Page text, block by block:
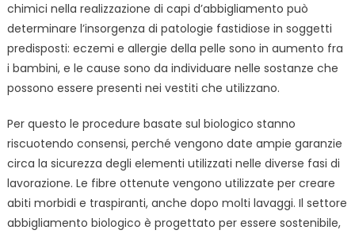
chimici nella realizzazione di capi d’abbigliamento può
determinare l’insorgenza di patologie fastidiose in soggetti
predisposti: eczemi e allergie della pelle sono in aumento fra
i bambini, e le cause sono da individuare nelle sostanze che
possono essere presenti nei vestiti che utilizzano.
Per questo le procedure basate sul biologico stanno
riscuotendo consensi, perché vengono date ampie garanzie
circa la sicurezza degli elementi utilizzati nelle diverse fasi di
lavorazione. Le fibre ottenute vengono utilizzate per creare
abiti morbidi e traspiranti, anche dopo molti lavaggi. Il settore
abbigliamento biologico è progettato per essere sostenibile,